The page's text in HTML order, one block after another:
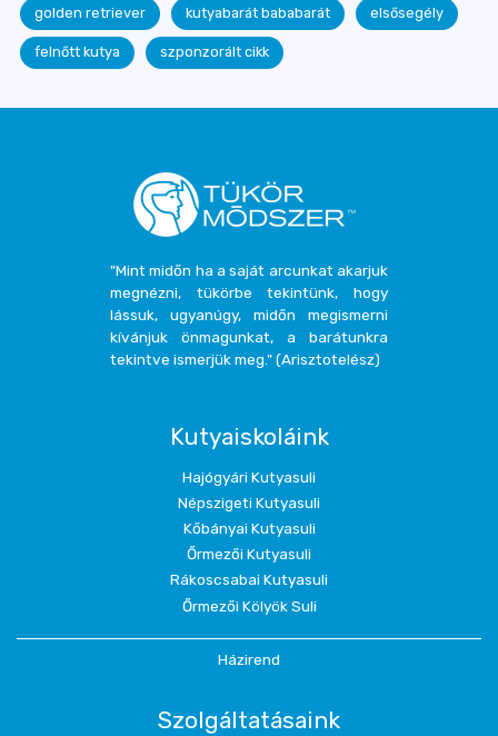
golden retriever kutyabarát bababarát elsősegély
felnőtt kutya szponzorált cikk
"Mint midőn ha a saját arcunkat akarjuk
megnézni, tükörbe tekintünk, hogy
lássuk, ugyanúgy, midőn megismerni
kívánjuk önmagunkat, a barátunkra
tekintve ismerjük meg." (Arisztotelész)
Kutyaiskoláink
Hajógyári Kutyasuli
Népszigeti Kutyasuli
Kőbányai Kutyasuli
Őrmezői Kutyasuli
Rákoscsabai Kutyasuli
Őrmezői Kölyök Suli
Házirend
Szolgáltatásaink